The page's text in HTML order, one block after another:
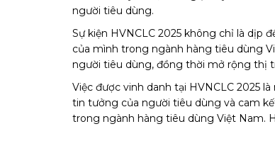
người tiêu dùng.
Sự kiện HVNCLC 2025 không chỉ là dịp
của mình trong ngành hàng tiêu dùng
người tiêu dùng, đồng thời mở rộng thị
Việc được vinh danh tại HVNCLC 2025
tin tưởng của người tiêu dùng và cam
trong ngành hàng tiêu dùng Việt Nam.